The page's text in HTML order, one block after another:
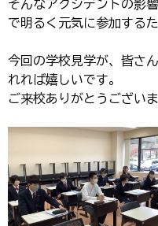
そんなアクシデントの影
で明るく元気に参加する
今回の学校見学が、皆さ
れれば嬉しいです。
ご来校ありがとうございま